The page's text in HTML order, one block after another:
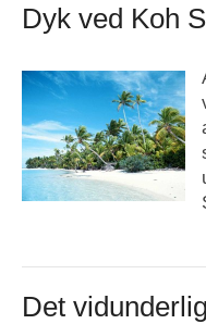
Dyk ved Koh
Det